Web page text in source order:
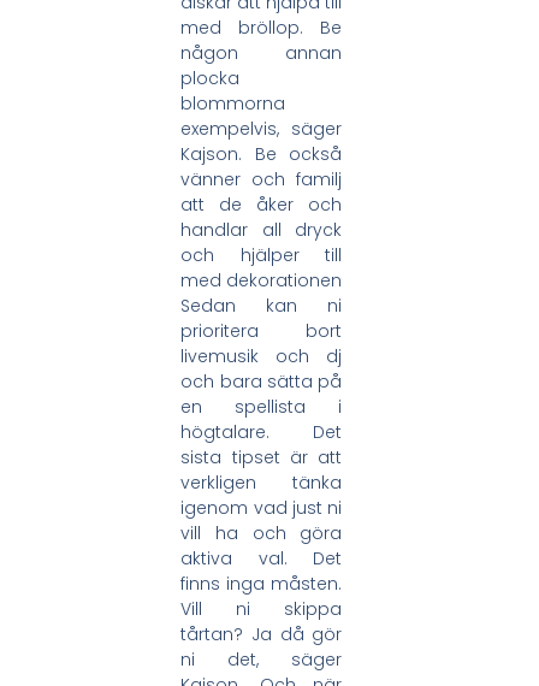
med bröllop. Be
någon annan
plocka
blommorna
exempelvis, säger
Kajson. Be också
vänner och familj
att de åker och
handlar all dryck
och hjälper till
med dekorationen
Sedan kan ni
prioritera bort
livemusik och dj
och bara sätta på
en spellista i
högtalare. Det
sista tipset är att
verkligen tänka
igenom vad just ni
vill ha och göra
aktiva val. Det
finns inga måsten.
Vill ni skippa
tårtan? Ja då gör
ni det, säger